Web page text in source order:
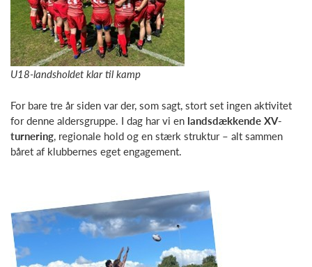
U18-landsholdet klar til kamp
For bare tre år siden var der, som sagt, stort set ingen aktivitet
for denne aldersgruppe. I dag har vi en landsdækkende XV-
turnering , regionale hold og en stærk struktur – alt sammen
båret af klubbernes eget engagement.